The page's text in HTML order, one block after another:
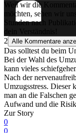
Weil wir die
möchten, sehen wir
Stunden nach
dein Verständnis!
2 Alle Kommentare
Das solltest du beim
Bei der Wahl des
kann vieles
Nach der
Umzugsstress. Dieser
man an die Falschen
Aufwand und die
Zur Story
0
0